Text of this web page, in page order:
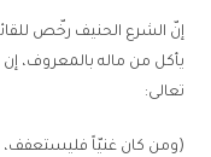
إنّ الشرع الحنيف رخّص
يأكل من ماله بالمعروف،
تعالى:
(ومن كان غنيّاً فليستعفف،